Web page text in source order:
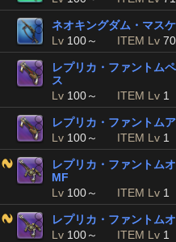
ネオキングダム・マス
Lv 100～ ITEM Lv
レプリカ・ファントム
ス
Lv 100～ ITEM Lv 1
レプリカ・ファントム
Lv 100～ ITEM Lv 1
レプリカ・ファントム
MF
Lv 100～ ITEM Lv 1
レプリカ・ファントム
Lv 100～ ITEM Lv 1